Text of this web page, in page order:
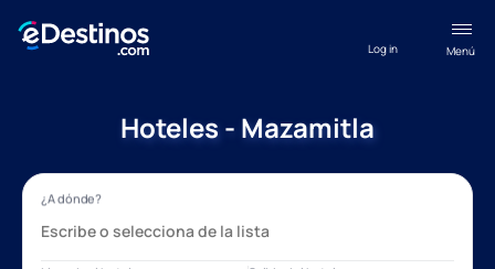
Menú
Log in
Hoteles - Mazamitla